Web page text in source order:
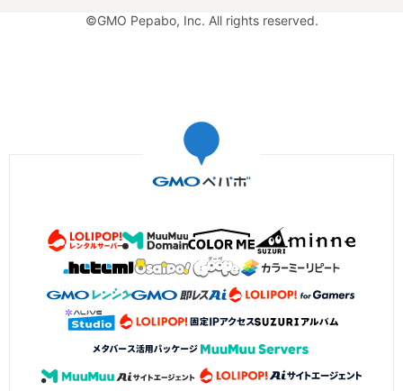
©GMO Pepabo, Inc. All rights reserved.